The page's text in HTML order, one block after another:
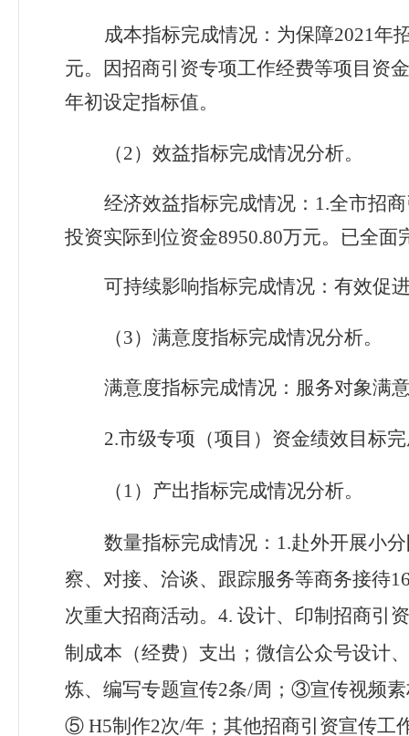
成本指标完成情况：为保障2021年
元。因招商引资专项工作经费等项目资
年初设定指标值。
（2）效益指标完成情况分析。
经济效益指标完成情况： 1.全市招
投资实际到位资金8950.80万元。已全面
可持续影响指标完成情况：有效促
（3）满意度指标完成情况分析。
满意度指标完成情况：服务对象满
2.市级专项（项目）资金绩效目标
（ 1）产出指标完成情况分析。
数量指标完成情况：1.赴外开展小
察、对接、洽谈、跟踪服务等商务接待
次重大招商活动。4. 设计、印制招商引
制成本（经费）支出；微信公众号设计
炼、编写专题宣传2条/周；③宣传视频
⑤ H5制作2次/年；其他招商引资宣传工